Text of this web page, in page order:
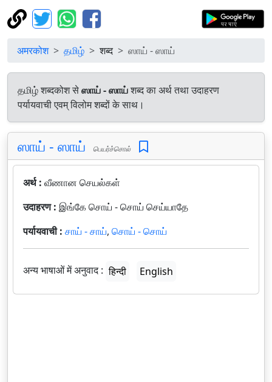
अमरकोश தமிழ் शब्द ஸாய் - ஸாய்
தமிழ் शब्दकोश सेஸாய் - ஸாய்शब्द का अर्थ तथा उदाहरण
पर्यायवाची एवम् विलोम शब्दों के साथ।
ஸாய் - ஸாய் பெயர்ச்சொல்
अर्थ : வீணான செயல்கள்
उदाहरण : இங்கே சொய் - சொய் செய்யாதே
पर्यायवाची : சாய் - சாய், சொய் - சொய்
अन्य भाषाओं में अनुवाद : हिन्दी English